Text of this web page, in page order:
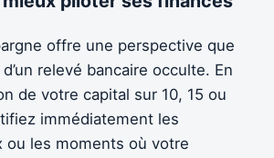
offre une perspective que
relevé bancaire occulte. En
de votre capital sur 10, 15 ou
immédiatement les
ou les moments où votre